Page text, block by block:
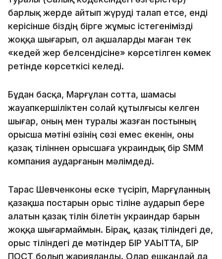
барлық жерде айтып жүруді талап етсе, енді
керісінше біздің бірге жұмыс істегенімізді
жоққа шығарып, ол ақшаларды маған тек
«кедей жер белсендісіне» көрсетілген көмек
ретінде көрсеткісі келеді.
Бұдан басқа, Марғұлан сотта, шамасы
жауапкершіліктен солай құтылғысы келген
шығар, оның мен туралы жазған постының
орысша мәтіні өзінің сөзі емес екенін, оны
қазақ тіліннен орысшаға украиндық бір SMM
компания аударғанын мәлімдеді.
Тарас Шевченконы еске түсіріп, Марғұланның
қазақша постарын орыс тіліне аударып бере
алатын қазақ тілін білетін украиндар барын
жоққа шығармаймын. Бірақ, қазақ тіліндегі де,
орыс тіліндегі де мәтіндер БІР УАҚЫТТА, БІР
ПОСТ болып жарияланды. Олар ешқандай да